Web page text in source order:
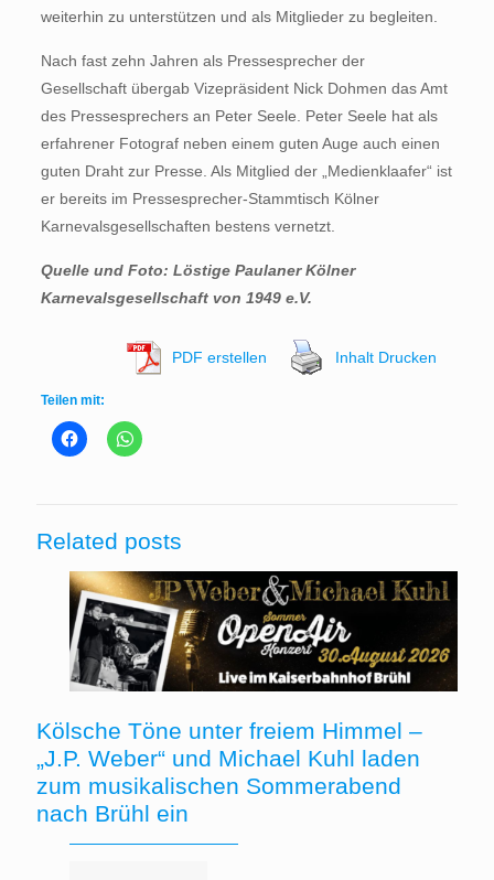
weiterhin zu unterstützen und als Mitglieder zu begleiten.
Nach fast zehn Jahren als Pressesprecher der
Gesellschaft übergab Vizepräsident Nick Dohmen das Amt
des Pressesprechers an Peter Seele. Peter Seele hat als
erfahrener Fotograf neben einem guten Auge auch einen
guten Draht zur Presse. Als Mitglied der „Medienklaafer“ ist
er bereits im Pressesprecher-Stammtisch Kölner
Karnevalsgesellschaften bestens vernetzt.
Quelle und Foto: Löstige Paulaner Kölner
Karnevalsgesellschaft von 1949 e.V.
PDF erstellen Inhalt Drucken
Teilen mit:
Related posts
Kölsche Töne unter freiem Himmel –
„J.P. Weber“ und Michael Kuhl laden
zum musikalischen Sommerabend
nach Brühl ein